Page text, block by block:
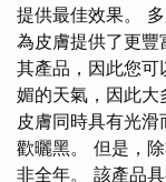
提供最佳效果。
為皮膚提供了更
其產品，因此您
媚的天氣，因此大
皮膚同時具有光
歡曬黑。 但是，
非全年。 該產品